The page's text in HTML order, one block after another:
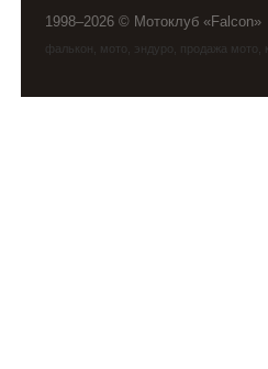
1998–2026 © Мотоклуб «Falcon»
фалькон мото эндуро , продажа